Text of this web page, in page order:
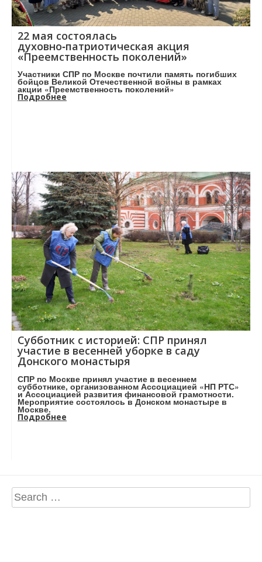
22 мая состоялась
духовно‑патриотическая акция
«Преемственность поколений»
Участники СПР по Москве почтили память погибших
бойцов Великой Отечественной войны в рамках
акции «Преемственность поколений»
Подробнее
Субботник с историей: СПР принял
участие в весенней уборке в саду
Донского монастыря
СПР по Москве принял участие в весеннем
субботнике, организованном Ассоциацией «НП РТС»
и Ассоциацией развития финансовой грамотности.
Мероприятие состоялось в Донском монастыре в
Москве.
Подробнее